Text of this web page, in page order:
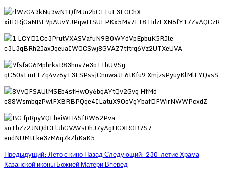
Предыдущий: Лето с киноНазадСледующий: 230-летие Храма
Казанской иконы Божией МатериВперед